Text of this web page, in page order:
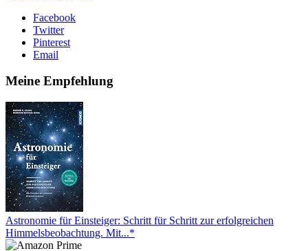
Facebook
Twitter
Pinterest
Email
Meine Empfehlung
Astronomie für Einsteiger: Schritt für Schritt zur erfolgreichen
Himmelsbeobachtung. Mit...*